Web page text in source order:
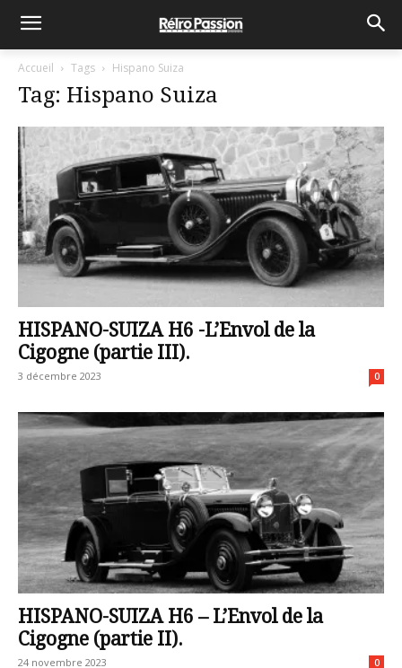
Accueil Tags Hispano Suiza
Tag: Hispano Suiza
HISPANO-SUIZA H6 -L’Envol de la
Cigogne (partie III).
3 décembre 2023 0
HISPANO-SUIZA H6 – L’Envol de la
Cigogne (partie II).
24 novembre 2023 0